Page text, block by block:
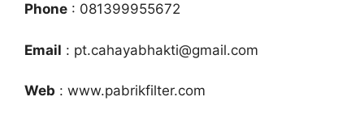
Phone : 081399955672
Email : pt.cahayabhakti@gmail.com
Web : www.pabrikfilter.com